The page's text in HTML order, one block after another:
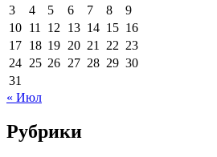
3
4 5 6 7 8
9
10 11 12 13 14 15 16
17 18 19 20 21 22 23
24 25 26 27 28 29 30
31
« Июл
Рубрики